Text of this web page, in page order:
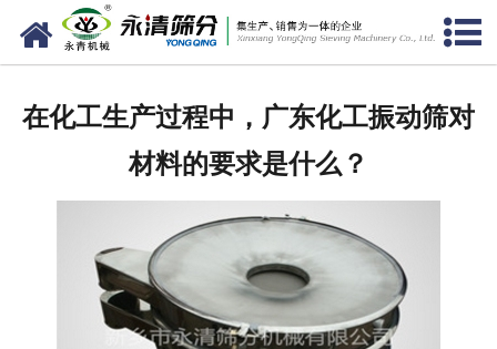
网站首页
产品中心
资质荣誉
服务准则
在化工生产过程中，广东化工振动筛对
材料的要求是什么？